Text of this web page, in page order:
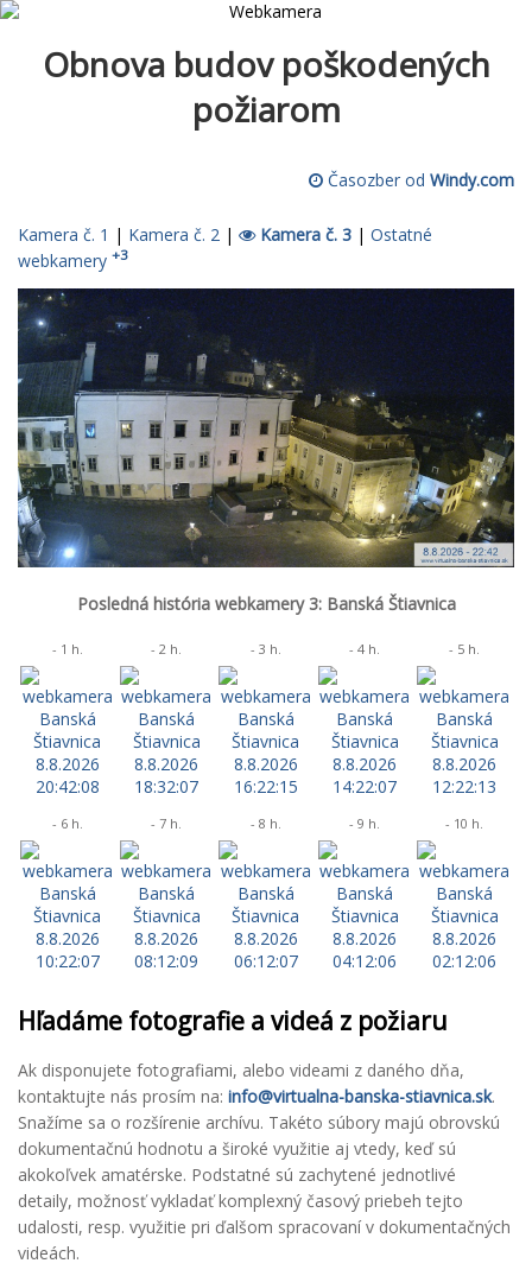
Obnova budov poškodených
požiarom
Časozber od Windy.com
Kamera č. 1 | Kamera č. 2 | Kamera č. 3 | Ostatné
webkamery +3
Posledná história webkamery 3: Banská Štiavnica
- 1 h. - 2 h. - 3 h. - 4 h. - 5 h.
- 6 h. - 7 h. - 8 h. - 9 h. - 10 h.
Hľadáme fotografie a videá z požiaru
Ak disponujete fotografiami, alebo videami z daného dňa,
kontaktujte nás prosím na: info@virtualna-banska-stiavnica.sk.
Snažíme sa o rozšírenie archívu. Takéto súbory majú obrovskú
dokumentačnú hodnotu a široké využitie aj vtedy, keď sú
akokoľvek amatérske. Podstatné sú zachytené jednotlivé
detaily, možnosť vykladať komplexný časový priebeh tejto
udalosti, resp. využitie pri ďalšom spracovaní v dokumentačných
videách.